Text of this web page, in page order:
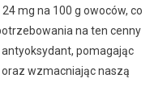
mg na 100 g owoców, co
na ten cenny
antyoksydant, pomagając
wzmacniając naszą